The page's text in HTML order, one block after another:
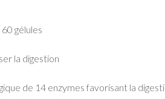
gélules
la digestion
de 14 enzymes favorisant la